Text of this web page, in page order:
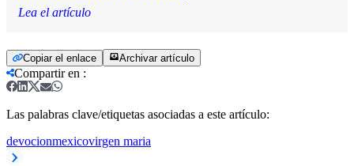
Lea el artículo
Copiar el enlace Archivar artículo
Compartir en :
Las palabras clave/etiquetas asociadas a este artículo:
devocionmexicovirgen maria